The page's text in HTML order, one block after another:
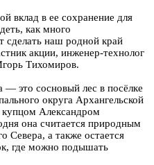
вклад в ее сохранение для
как много
наш родной край
акции, инженер-технолог
Тихомиров.
это сосновый лес в посёлке
округа Архангельской
Александром
она считается природным
Севера, а также остается
где можно подышать